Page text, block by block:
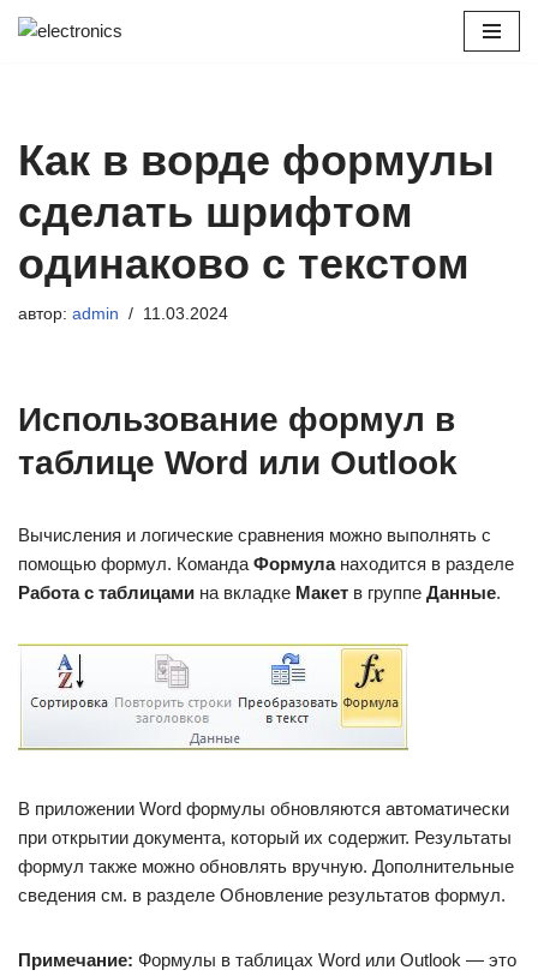
Как в ворде формулы
сделать шрифтом
одинаково с текстом
автор: admin 11.03.2024
Использование формул в
таблице Word или Outlook
Вычисления и логические сравнения можно выполнять с
помощью формул. Команда Формуланаходится в разделе
Работа с таблицами на вкладке Макет в группе Данные.
В приложении Word формулы обновляются автоматически
при открытии документа, который их содержит. Результаты
формул также можно обновлять вручную. Дополнительные
сведения см. в разделе Обновление результатов формул.
Примечание: Формулы в таблицах Word или Outlook — это